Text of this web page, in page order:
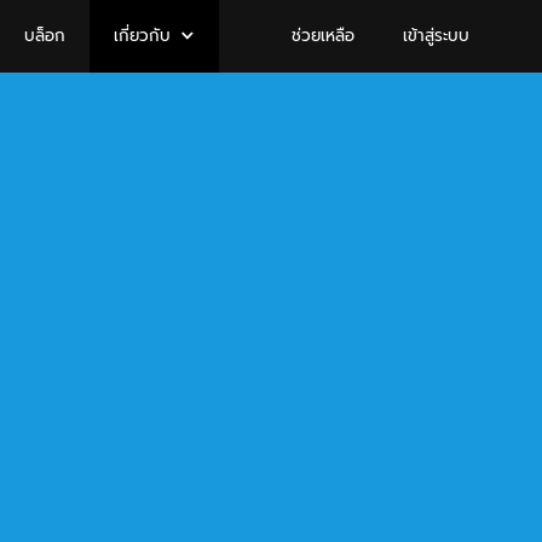
บล็อก เกี่ยวกับ ช่วยเหลือ เข้าสู่ระบบ